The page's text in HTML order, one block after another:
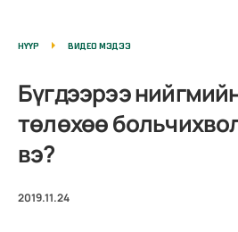
НҮҮР ВИДЕО МЭДЭЭ
Бүгдээрээ
төлөхөө
вэ?
2019.11.24